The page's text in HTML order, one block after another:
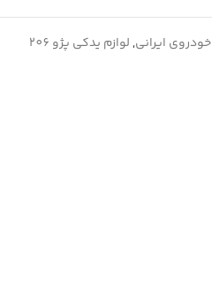
خودروی ایرانی,لوازم یدکی پژو 206